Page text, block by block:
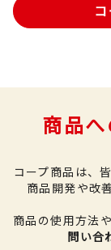
商品
コープ商品は、
商品開発や改
商品の使用方法
問い合